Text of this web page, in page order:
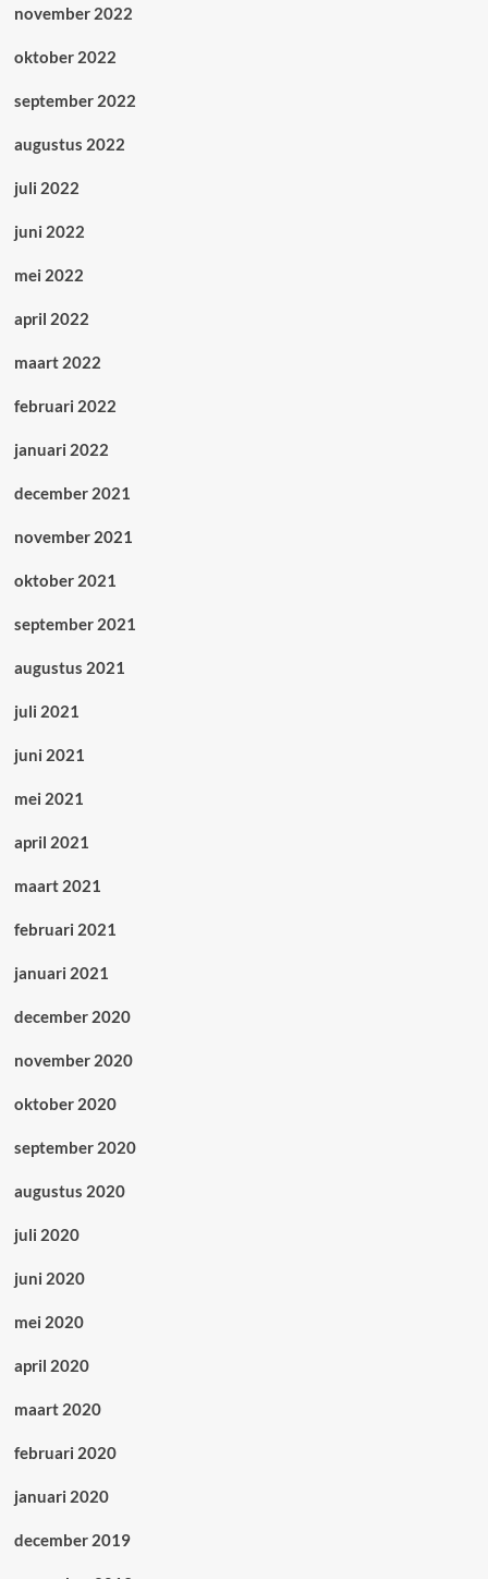
november 2022
oktober 2022
september 2022
augustus 2022
juli 2022
juni 2022
mei 2022
april 2022
maart 2022
februari 2022
januari 2022
december 2021
november 2021
oktober 2021
september 2021
augustus 2021
juli 2021
juni 2021
mei 2021
april 2021
maart 2021
februari 2021
januari 2021
december 2020
november 2020
oktober 2020
september 2020
augustus 2020
juli 2020
juni 2020
mei 2020
april 2020
maart 2020
februari 2020
januari 2020
december 2019